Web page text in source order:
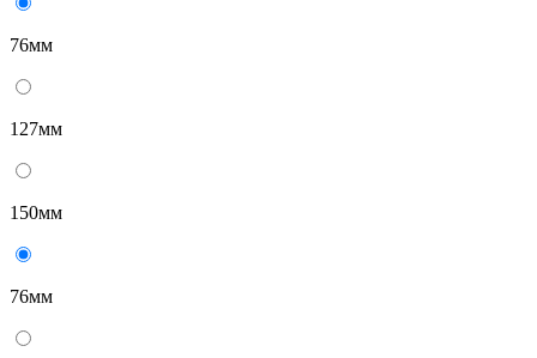
76мм
127мм
150мм
76мм